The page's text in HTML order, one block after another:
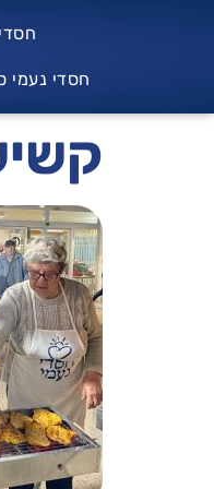
חסדי נעמי